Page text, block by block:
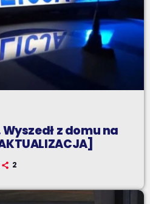
z domu na
2